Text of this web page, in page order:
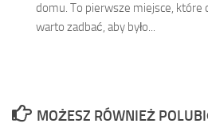
domu. To pierwsze miejsce, które
warto zadbać, aby było...
MOŻESZ RÓWNIEŻ